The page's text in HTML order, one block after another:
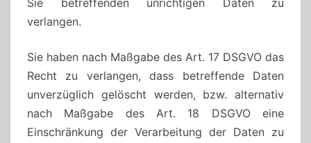
Sie betreffenden unrichtigen Daten zu
verlangen.
Sie haben nach Maßgabe des Art. 17 DSGVO das
Recht zu verlangen, dass betreffende Daten
unverzüglich gelöscht werden, bzw. alternativ
nach Maßgabe des Art. 18 DSGVO eine
Einschränkung der Verarbeitung der Daten zu